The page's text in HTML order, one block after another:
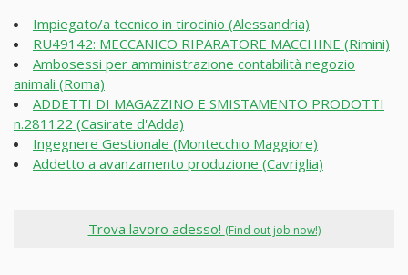
Impiegato/a tecnico in tirocinio (Alessandria)
RU49142: MECCANICO RIPARATORE MACCHINE (Rimini)
Ambosessi per amministrazione contabilità negozio
animali (Roma)
ADDETTI DI MAGAZZINO E SMISTAMENTO PRODOTTI
n.281122 (Casirate d'Adda)
Ingegnere Gestionale (Montecchio Maggiore)
Addetto a avanzamento produzione (Cavriglia)
Trova lavoro adesso! (Find out job now!)